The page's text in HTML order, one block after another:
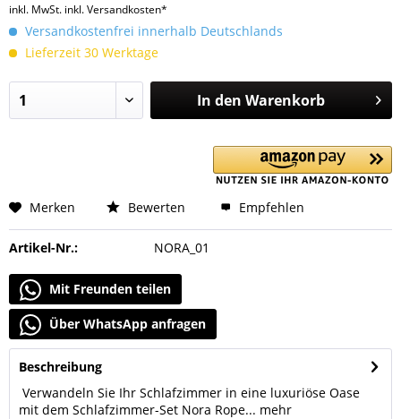
inkl. MwSt. inkl. Versandkosten*
Versandkostenfrei innerhalb Deutschlands
Lieferzeit 30 Werktage
In den Warenkorb
Merken Bewerten Empfehlen
Artikel-Nr.: NORA_01
Mit Freunden teilen
Über WhatsApp anfragen
Beschreibung
Verwandeln Sie Ihr Schlafzimmer in eine luxuriöse Oase
mit dem Schlafzimmer-Set Nora Rope... mehr